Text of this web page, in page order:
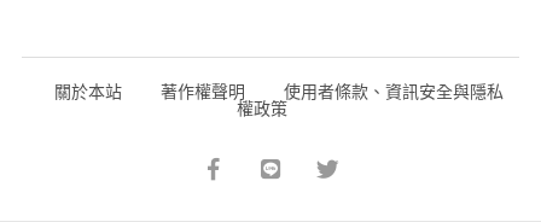
關於本站 著作權聲明 使用者條款、資訊安全與隱私
權政策